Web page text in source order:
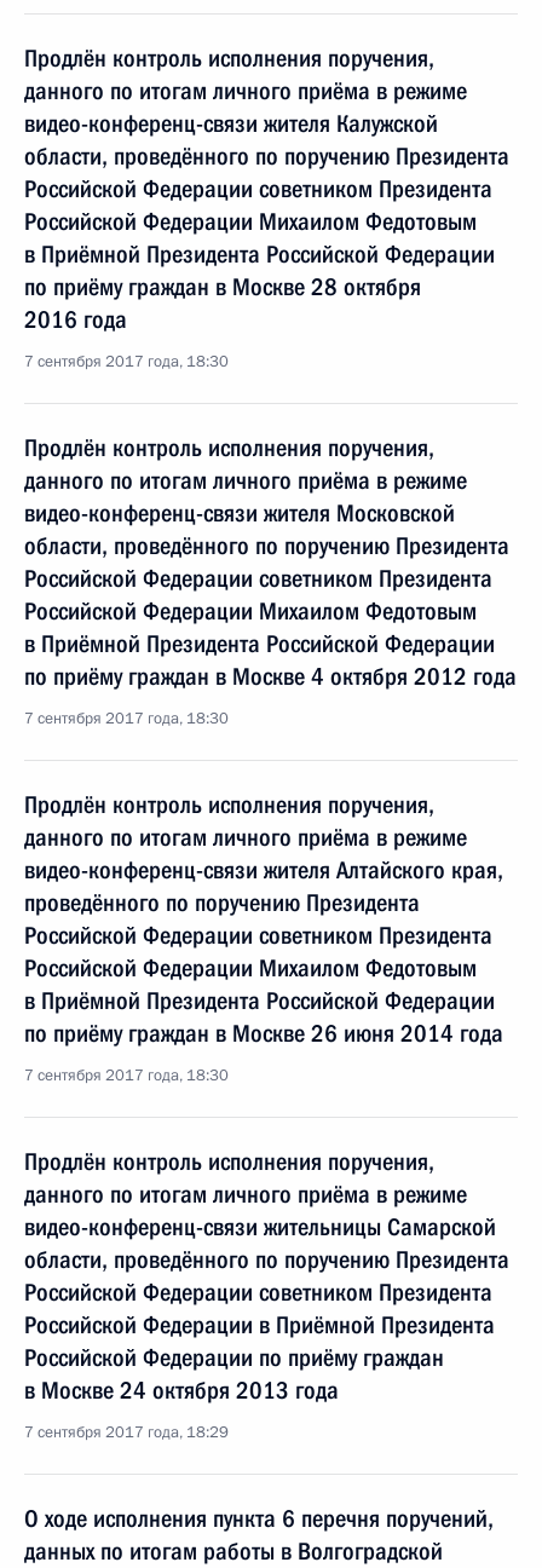
Продлён контроль исполнения поручения,
данного по итогам личного приёма в режиме
видео-конференц-связи жителя Калужской
области, проведённого по поручению Президента
Российской Федерации советником Президента
Российской Федерации Михаилом Федотовым
в Приёмной Президента Российской Федерации
по приёму граждан в Москве 28 октября
2016 года
7 сентября 2017 года, 18:30
Продлён контроль исполнения поручения,
данного по итогам личного приёма в режиме
видео-конференц-связи жителя Московской
области, проведённого по поручению Президента
Российской Федерации советником Президента
Российской Федерации Михаилом Федотовым
в Приёмной Президента Российской Федерации
по приёму граждан в Москве 4 октября 2012 года
7 сентября 2017 года, 18:30
Продлён контроль исполнения поручения,
данного по итогам личного приёма в режиме
видео-конференц-связи жителя Алтайского края,
проведённого по поручению Президента
Российской Федерации советником Президента
Российской Федерации Михаилом Федотовым
в Приёмной Президента Российской Федерации
по приёму граждан в Москве 26 июня 2014 года
7 сентября 2017 года, 18:30
Продлён контроль исполнения поручения,
данного по итогам личного приёма в режиме
видео-конференц-связи жительницы Самарской
области, проведённого по поручению Президента
Российской Федерации советником Президента
Российской Федерации в Приёмной Президента
Российской Федерации по приёму граждан
в Москве 24 октября 2013 года
7 сентября 2017 года, 18:29
О ходе исполнения пункта 6 перечня поручений,
данных по итогам работы в Волгоградской